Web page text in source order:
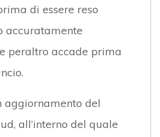
di essere reso
accuratamente
peraltro accade prima
aggiornamento del
all’interno del quale